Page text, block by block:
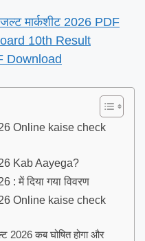
मार्कशीट 2026 PDF
10th Result
Download
Online kaise check
Kab Aayega?
में दिया गया विवरण
Online kaise check
2026 कब घोषित होगा और